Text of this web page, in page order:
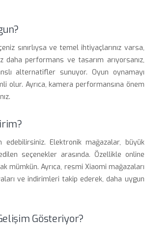
sınırlıysa ve temel ihtiyaçlarınız varsa,
performans ve tasarım arıyorsanız,
alternatifler sunuyor. Oyun oynamayı
olur. Ayrıca, kamera performansına önem
edebilirsiniz. Elektronik mağazalar, büyük
seçenekler arasında. Özellikle online
mümkün. Ayrıca, resmi Xiaomi mağazaları
ve indirimleri takip ederek, daha uygun
Gösteriyor?